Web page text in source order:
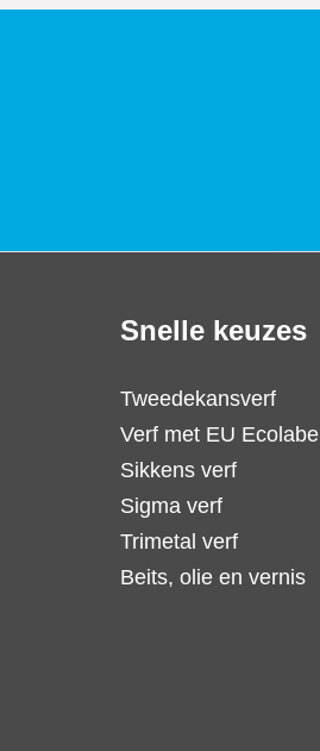
Snelle keuzes
Tweedekansverf
Verf met EU Ecolabel
Sikkens verf
Sigma verf
Trimetal verf
Beits, olie en vernis